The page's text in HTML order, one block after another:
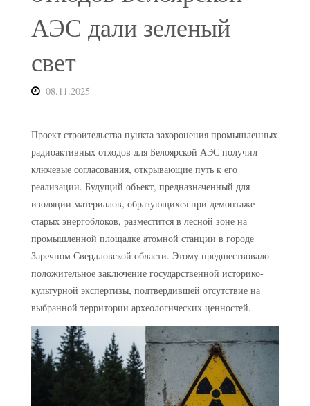
АЭС дали зеленый
свет
08.11.2025
Проект строительства пункта захоронения промышленных
радиоактивных отходов для Белоярской АЭС получил
ключевые согласования, открывающие путь к его
реализации. Будущий объект, предназначенный для
изоляции материалов, образующихся при демонтаже
старых энергоблоков, разместится в лесной зоне на
промышленной площадке атомной станции в городе
Заречном Свердловской области. Этому предшествовало
положительное заключение государственной историко-
культурной экспертизы, подтвердившей отсутствие на
выбранной территории археологических ценностей.